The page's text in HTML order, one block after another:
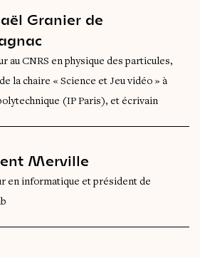
Granier de
au CNRS en physique des particules,
la chaire « Science et Jeu vidéo » à
(IP Paris), et écrivain
Merville
en informatique et président de